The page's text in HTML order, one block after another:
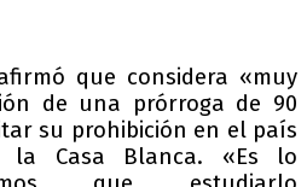
que considera «muy
de una prórroga de 90
su prohibición en el país
la Casa Blanca. «Es lo